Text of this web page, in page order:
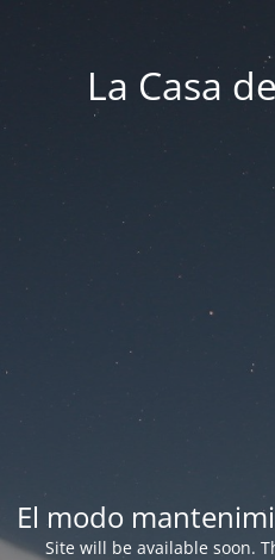
La Casa
El modo
Site will be available soon.